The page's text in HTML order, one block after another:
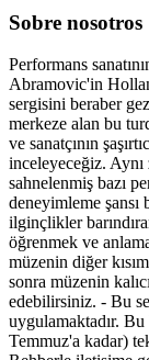
Sobre nosotros
Performans
Abramovic'in
sergisini beraber
merkeze alan bu
ve sanatçının
inceleyeceğiz. Aynı
sahnelenmiş bazı
deneyimleme şansı
ilginçlikler
öğrenmek ve
müzenin diğer
sonra müzenin
edebilirsiniz. - Bu
uygulamaktadır.
Temmuz'a kadar)